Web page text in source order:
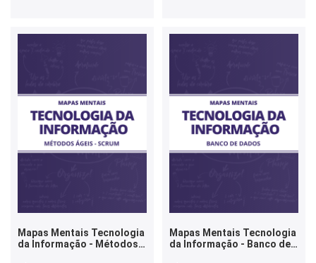
Mapas Mentais Tecnologia
da Informação - Métodos
Mapas Mentais Tecnologia
da Informação - Banco de